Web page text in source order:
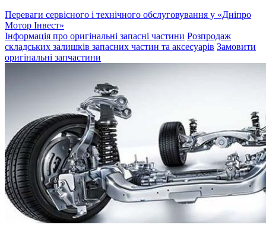
Переваги сервісного і технічного обслуговування у «Дніпро
Мотор Інвест»
Інформація про оригінальні запасні частини Розпродаж
складських залишків запасних частин та аксесуарів Замовити
оригінальні запчастини